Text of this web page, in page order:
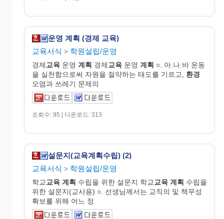
운영 계획 (경제 교육)
교육서식 > 학원설립/운영
경제 교육 운영 계획 경제 교육 운영 계획 ○. 아.나.바 운동
을 실천함으로써 자원을 절약하는 태도를 기르고, 환경
오염과 쓰레기 문제의
조회수: 95 | 다운로드: 313
설문지(교육계획수립) (2)
교육서식 > 학원설립/운영
학교 교육 계획 수립을 위한 설문지 학교 교육 계획 수립을
위한 설문지(교사용) ○. 선생님께서는 교직의 및 책무성
확보를 위해 어느 정